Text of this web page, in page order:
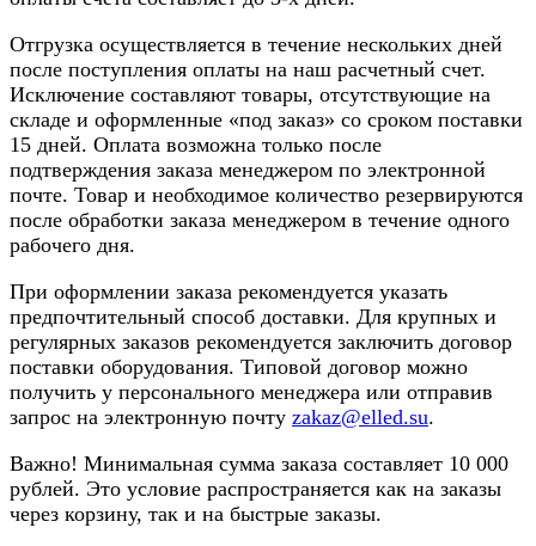
Отгрузка осуществляется в течение нескольких дней
после поступления оплаты на наш расчетный счет.
Исключение составляют товары, отсутствующие на
складе и оформленные «под заказ» со сроком поставки
15 дней. Оплата возможна только после
подтверждения заказа менеджером по электронной
почте. Товар и необходимое количество резервируются
после обработки заказа менеджером в течение одного
рабочего дня.
При оформлении заказа рекомендуется указать
предпочтительный способ доставки. Для крупных и
регулярных заказов рекомендуется заключить договор
поставки оборудования. Типовой договор можно
получить у персонального менеджера или отправив
запрос на электронную почту zakaz@elled.su.
Важно! Минимальная сумма заказа составляет 10 000
рублей. Это условие распространяется как на заказы
через корзину, так и на быстрые заказы.